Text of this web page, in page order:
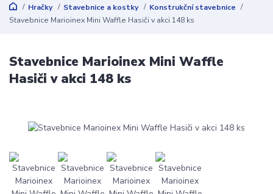
Hračky Stavebnice a kostky
Konstrukční stavebnice
Stavebnice Marioinex Mini Waffle Hasiči v akci 148 ks
Stavebnice Marioinex Mini Waffle
Hasiči v akci 148 ks